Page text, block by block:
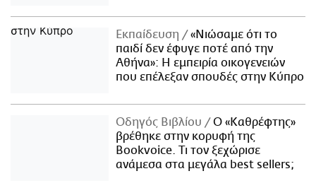
Εκπαίδευση
«Νιώσαμε ότι το
παιδί δεν έφυγε ποτέ από την
Αθήνα»: Η εμπειρία οικογενειών
που επέλεξαν σπουδές στην Κύπρο
Οδηγός Βιβλίου
Ο «Καθρέφτης»
βρέθηκε στην κορυφή της
Bookvoice. Τι τον ξεχώρισε
ανάμεσα στα μεγάλα best sellers;